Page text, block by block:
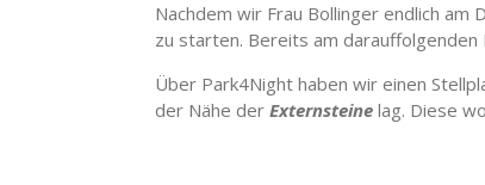
Nachdem wir Frau Bollinger endlich
zu starten. Bereits am
Über Park4Night haben wir einen
der Nähe der Externsteinelag. Diese